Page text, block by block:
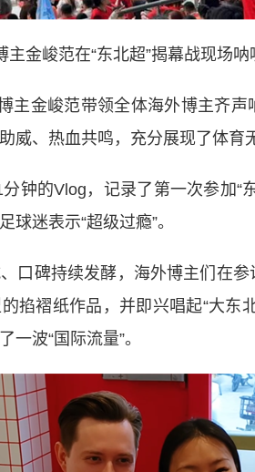
主金峻范在“东北超”揭幕战现场
金峻范带领全体海外博主齐声
威、热血共鸣，充分展现了体育
的Vlog，记录了第一次参加“
球迷表示“超级过瘾”。
碑持续发酵，海外博主们在参
掐褶纸作品，并即兴唱起“大东
波“国际流量”。